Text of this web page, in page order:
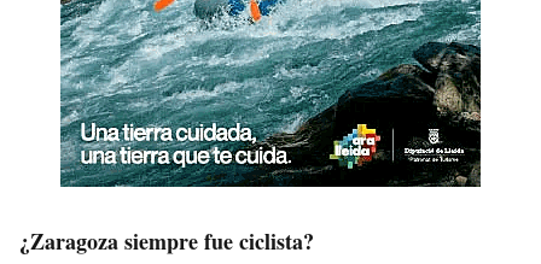
¿Zaragoza siempre fue ciclista?